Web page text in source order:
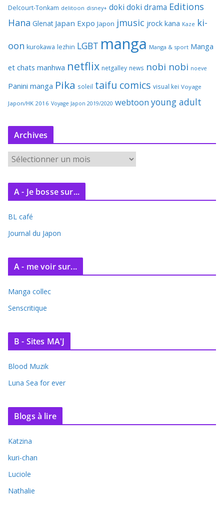
Delcourt-Tonkam delitoon disney+ doki doki drama Editions
Hana Glenat Japan Expo Japon jmusic jrock kana Kaze ki-
oon kurokawa lezhin LGBT manga Manga & sport Manga
et chats manhwa netflix netgalley news nobi nobi noeve
Panini manga Pika soleil taifu comics visual kei Voyage
Japon/HK 2016 Voyage Japon 2019/2020 webtoon young adult
Archives
c
v
e
A - Je bosse sur...
BL café
Journal du Japon
A - me voir sur...
Manga collec
Senscritique
B - Sites MA'J
Blood Muzik
Luna Sea for ever
Blogs à lire
Katzina
kuri-chan
Luciole
Nathalie